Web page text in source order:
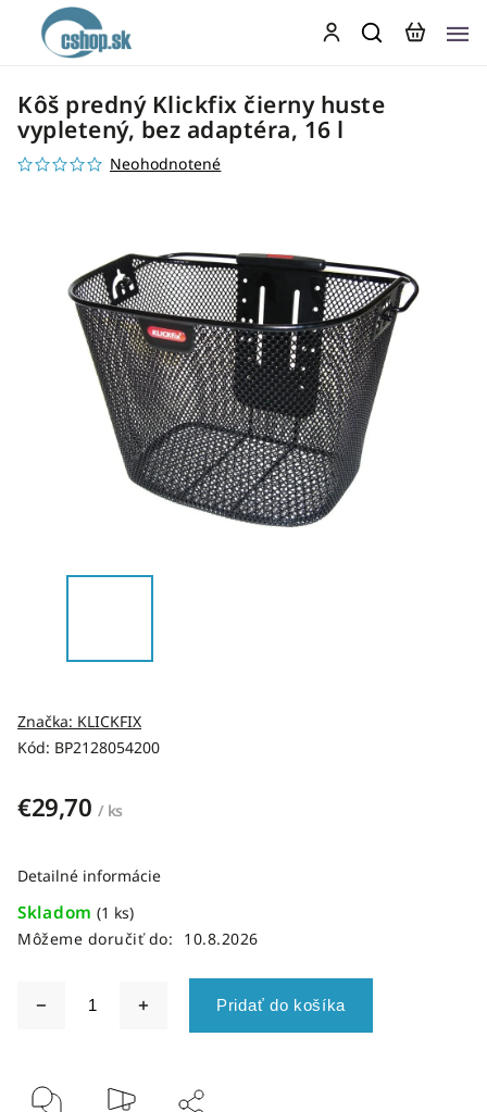
Kôš predný Klickfix čierny huste
vypletený, bez adaptéra, 16 l
Neohodnotené
Kód: BP2128054200
Značka: KLICKFIX
€29,70 / ks
Skladom (1 ks)
Môžeme doručiť do:
10.8.2026
Pridať do košíka
Detailné informácie